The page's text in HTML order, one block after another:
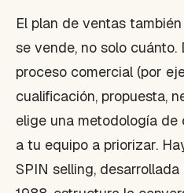
El plan de ventas
se vende, no solo
proceso comercial (por
cualificación, propuesta,
elige una metodología
a tu equipo a priorizar.
SPIN selling,